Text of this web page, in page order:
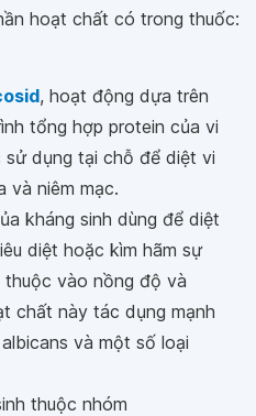
hoạt chất có trong thuốc:
, hoạt động dựa trên
tổng hợp protein của vi
dụng tại chỗ để diệt vi
và niêm mạc.
kháng sinh dùng để diệt
diệt hoặc kìm hãm sự
thuộc vào nồng độ và
chất này tác dụng mạnh
albicans và một số loại
thuộc nhóm